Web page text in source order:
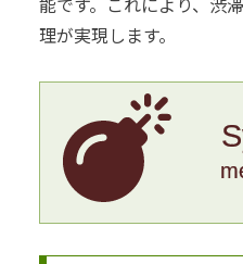
理が実現します。